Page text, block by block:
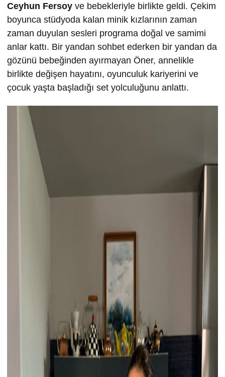
Ceyhun Fersoy ve bebekleriyle birlikte geldi. Çekim
boyunca stüdyoda kalan minik kızlarının zaman
zaman duyulan sesleri programa doğal ve samimi
anlar kattı. Bir yandan sohbet ederken bir yandan da
gözünü bebeğinden ayırmayan Öner, annelikle
birlikte değişen hayatını, oyunculuk kariyerini ve
çocuk yaşta başladığı set yolculuğunu anlattı.